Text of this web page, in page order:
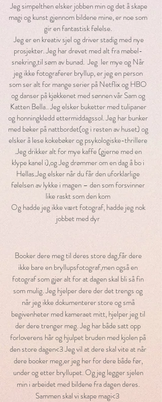
Jeg simpelthen elsker jobben min og det å skape
magi og kunst gjennom bildene mine, er noe som
gir en fantastisk følelse.
Jeg er en kreativ sjel og driver stadig med nye
prosjekter. Jeg har drevet med alt fra møbel-
snekring,til søm av bunad. Jeg ler mye og Når
jeg ikke fotograferer bryllup, er jeg en person
som ser alt for mange serier på Netflix og HBO
og danser på kjøkkenet med sønnen vår Sam og
Katten Bella.. Jeg elsker buketter med tulipaner
og honningkledd ettermiddagssol. Jeg har bunker
med bøker på nattbordet(og i resten av huset) og
elsker å lese kokebøker og psykologiske-thrillere
.Jeg drikker alt for mye kaffe (gjerne med en
klype kanel i),og Jeg drømmer om en dag å bo i
Hellas.Jeg elsker når du får den uforklarlige
følelsen av lykke i magen – den som forsvinner
like raskt som den kom
Og hadde jeg ikke vært fotograf, hadde jeg nok
jobbet med dyr
Booker dere meg til deres store dag,får dere
ikke bare en bryllupsfotograf,men også en
fotograf som gjør alt for at dagen skal bli så fin
som mulig. Jeg hjelper dere der det trengs og
når jeg ikke dokumenterer store og små
begivenheter med kameraet mitt, hjelper jeg til
der dere trenger meg. Jeg har både satt opp
forloverens hår og hjulpet bruden med kjolen på
den store dagen<3 Jeg vil at dere skal vite at når
dere booker meg,er jeg her for dere både før,
under og etter bryllupet. Og jeg legger sjelen
min i arbeidet med bildene fra dagen deres.
Sammen skal vi skape magi<3